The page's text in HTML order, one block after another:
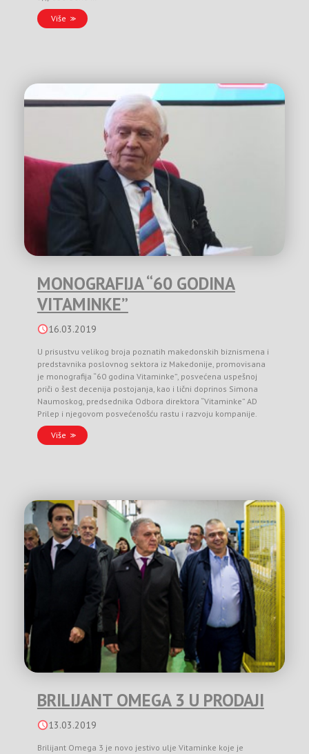
Više
MONOGRAFIJA “60 GODINA
VITAMINKE”
16.03.2019
U prisustvu velikog broja poznatih makedonskih biznismena i
predstavnika poslovnog sektora iz Makedonije, promovisana
je monografija “60 godina Vitaminke”, posvećena uspešnoj
priči o šest decenija postojanja, kao i lični doprinos Simona
Naumoskog, predsednika Odbora direktora “Vitaminke” AD
Prilep i njegovom posvećenošću rastu i razvoju kompanije.
Više
BRILIJANT OMEGA 3 U PRODAJI
13.03.2019
Brilijant Omega 3 je novo jestivo ulje Vitaminke koje je